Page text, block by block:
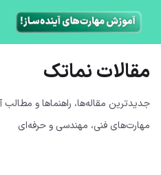
پرش به محتوای اصلی
مقالات نماتک
جدیدترین مقاله‌ها، راهنماها و مطالب
مهارت‌های فنی، مهندسی و حرفه‌ای